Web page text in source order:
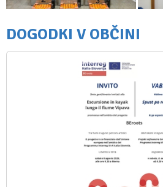
DOGODKI V OBČINI